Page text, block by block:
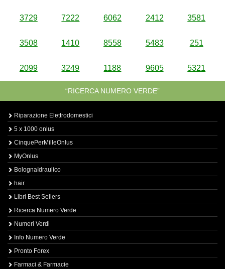
3729 7222 6062 2412 3581
3508 1410 8558 5483 251
2099 3249 1188 9605 5321
“RICERCA NUMERO VERDE”
Riparazione Elettrodomestici
5 x 1000 onlus
CinquePerMilleOnlus
MyOnlus
BolognaIdraulico
hair
Libri Best Sellers
Ricerca Numero Verde
Numeri Verdi
Info Numero Verde
Pronto Forex
Farmaci & Farmacie